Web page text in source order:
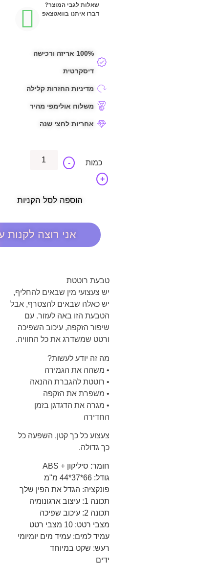
שאלות לגבי המוצר?
דברו איתנו בוואטצאפ
100% אריזה ורכישה
דיסקרטית
מדיניות החזרות קלילה
משלוח אולימפי מהיר
אחריות לחצי שנה
-
+
הוספה לסל הקניות
אני רוצה לקנות
טבעת רוטטת
יש צעצועי מין שבאים להחליף,
יש כאלה שבאים להצטרף, אבל
הטבעת הזו באה לעזור. עם
שיפור הזקפה, עיכוב השפיכה
ורטט שמשדרג את כל החוויה.
מה זה יודע לעשות?
• משהה את הגמירה
• רוטטת להגברת ההנאה
• משפרת את הזקפה
• מגרה את הדגדגן בזמן
החדירה
צעצוע כל כך קטן, השפעה כל
כך גדולה.
חומר: סיליקון + ABS
גודל: 66*37*44 מ"מ
פונקציה: הגדל את הפין שלך
תכונה 1: עיצוב ארגונומיה
תכונה 2: עיכוב שפיכה
מצבי רטט: 10 מצבי רטט
עמיד למים: עמיד מים יומיומי
רעש: שקט במיוחד
ידים